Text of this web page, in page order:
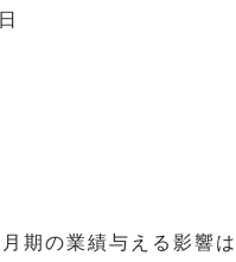
期の業績与える影響